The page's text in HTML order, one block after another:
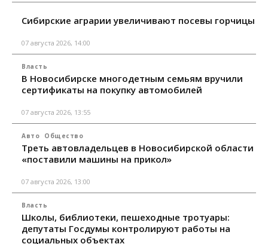
Сибирские аграрии увеличивают посевы горчицы
07 августа 2026, 14:00
Власть
В Новосибирске многодетным семьям вручили
сертификаты на покупку автомобилей
07 августа 2026, 13:55
Авто Общество
Треть автовладельцев в Новосибирской области
«поставили машины на прикол»
07 августа 2026, 13:00
Власть
Школы, библиотеки, пешеходные тротуары:
депутаты Госдумы контролируют работы на
социальных объектах